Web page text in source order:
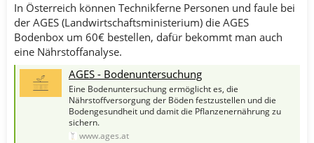
In Österreich können Technikferne Personen und faule bei
der AGES (Landwirtschaftsministerium) die AGES
Bodenbox um 60€ bestellen, dafür bekommt man auch
eine Nährstoffanalyse.
AGES - Bodenuntersuchung
Eine Bodenuntersuchung ermöglicht es, die
Nährstoffversorgung der Böden festzustellen und die
Bodengesundheit und damit die Pflanzenernährung zu
sichern.
www.ages.at